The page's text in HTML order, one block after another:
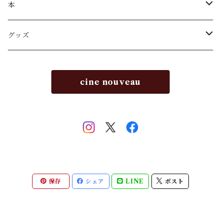
本
パンフレット
名古屋シネマテーク叢書
グッズ
cine nouveau
保存 シェア LINE ポスト